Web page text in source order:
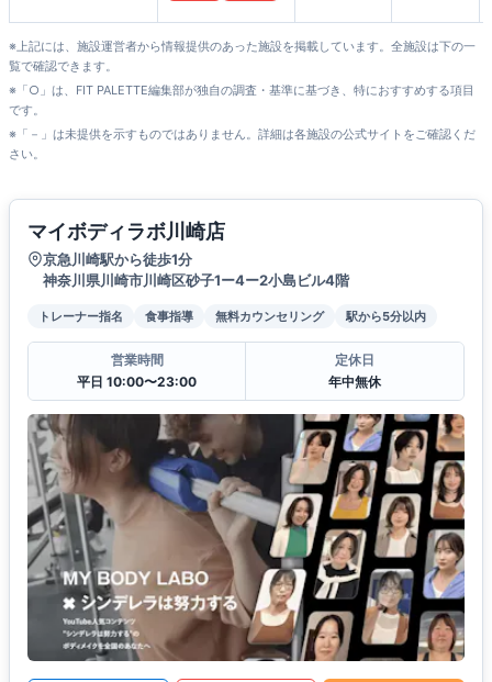
※上記には、施設運営者から情報提供のあった施設を掲載しています。全施設は下の一
覧で確認できます。
※「○」は、FIT PALETTE編集部が独自の調査・基準に基づき、特におすすめする項目
です。
※「－」は未提供を示すものではありません。詳細は各施設の公式サイトをご確認くだ
さい。
マイボディラボ川崎店
京急川崎駅から徒歩1分
神奈川県川崎市川崎区砂子1ー4ー2小島ビル4階
トレーナー指名 食事指導 無料カウンセリング 駅から5分以内
営業時間
平日 10:00〜23:00
定休日
年中無休